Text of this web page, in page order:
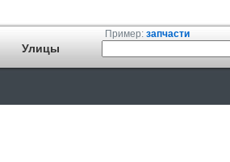
Пример: запчасти
Улицы